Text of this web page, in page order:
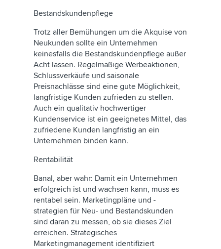
Bestandskundenpflege
Trotz aller Bemühungen um die Akquise von
Neukunden sollte ein Unternehmen
keinesfalls die Bestandskundenpflege außer
Acht lassen. Regelmäßige Werbeaktionen,
Schlussverkäufe und saisonale
Preisnachlässe sind eine gute Möglichkeit,
langfristige Kunden zufrieden zu stellen.
Auch ein qualitativ hochwertiger
Kundenservice ist ein geeignetes Mittel, das
zufriedene Kunden langfristig an ein
Unternehmen binden kann.
Rentabilität
Banal, aber wahr: Damit ein Unternehmen
erfolgreich ist und wachsen kann, muss es
rentabel sein. Marketingpläne und -
strategien für Neu- und Bestandskunden
sind daran zu messen, ob sie dieses Ziel
erreichen. Strategisches
Marketingmanagement identifiziert